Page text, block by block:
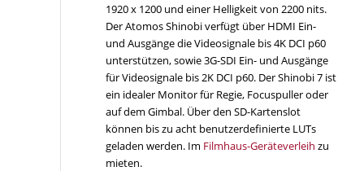
1920 x 1200 und einer Helligkeit von 2200 nits.
Der Atomos Shinobi verfügt über HDMI Ein-
und Ausgänge die Videosignale bis 4K DCI p60
unterstützen, sowie 3G-SDI Ein- und Ausgänge
für Videosignale bis 2K DCI p60. Der Shinobi 7 ist
ein idealer Monitor für Regie, Focuspuller oder
auf dem Gimbal. Über den SD-Kartenslot
können bis zu acht benutzerdefinierte LUTs
geladen werden. Im Filmhaus-Geräteverleih zu
mieten.